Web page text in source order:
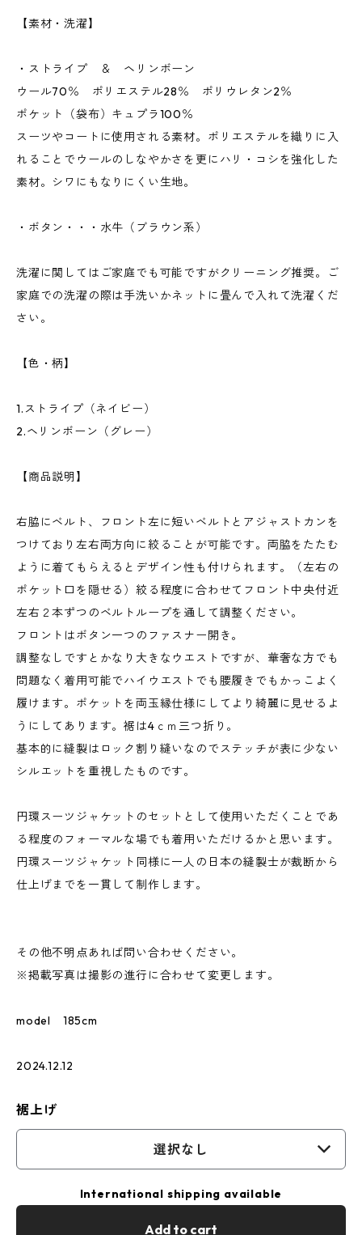
【素材・洗濯】
・ストライプ ＆ ヘリンボーン
ウール70％ ポリエステル28％ ポリウレタン2％
ポケット（袋布）キュプラ100％
スーツやコートに使用される素材。ポリエステルを織りに入
れることでウールのしなやかさを更にハリ・コシを強化した
素材。シワにもなりにくい生地。
・ボタン・・・水牛（ブラウン系）
洗濯に関してはご家庭でも可能ですがクリーニング推奨。ご
家庭での洗濯の際は手洗いかネットに畳んで入れて洗濯くだ
さい。
【色・柄】
1.ストライプ（ネイビー）
2.ヘリンボーン（グレー）
【商品説明】
右脇にベルト、フロント左に短いベルトとアジャストカンを
つけており左右両方向に絞ることが可能です。両脇をたたむ
ように着てもらえるとデザイン性も付けられます。（左右の
ポケット口を隠せる）絞る程度に合わせてフロント中央付近
左右２本ずつのベルトループを通して調整ください。
フロントはボタン一つのファスナー開き。
調整なしですとかなり大きなウエストですが、華奢な方でも
問題なく着用可能でハイウエストでも腰履きでもかっこよく
履けます。ポケットを両玉縁仕様にしてより綺麗に見せるよ
うにしてあります。裾は4ｃｍ三つ折り。
基本的に縫製はロック割り縫いなのでステッチが表に少ない
シルエットを重視したものです。
円環スーツジャケットのセットとして使用いただくことであ
る程度のフォーマルな場でも着用いただけるかと思います。
円環スーツジャケット同様に一人の日本の縫製士が裁断から
仕上げまでを一貫して制作します。
その他不明点あれば問い合わせください。
※掲載写真は撮影の進行に合わせて変更します。
model 185cm
2024.12.12
裾上げ
選択なし
International shipping available
Add to cart